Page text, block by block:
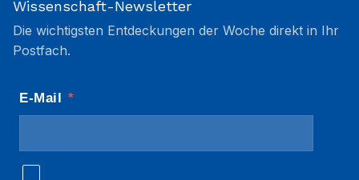
Wissenschaft-Newsletter
Die wichtigsten Entdeckungen der Woche direkt in Ihr
Postfach.